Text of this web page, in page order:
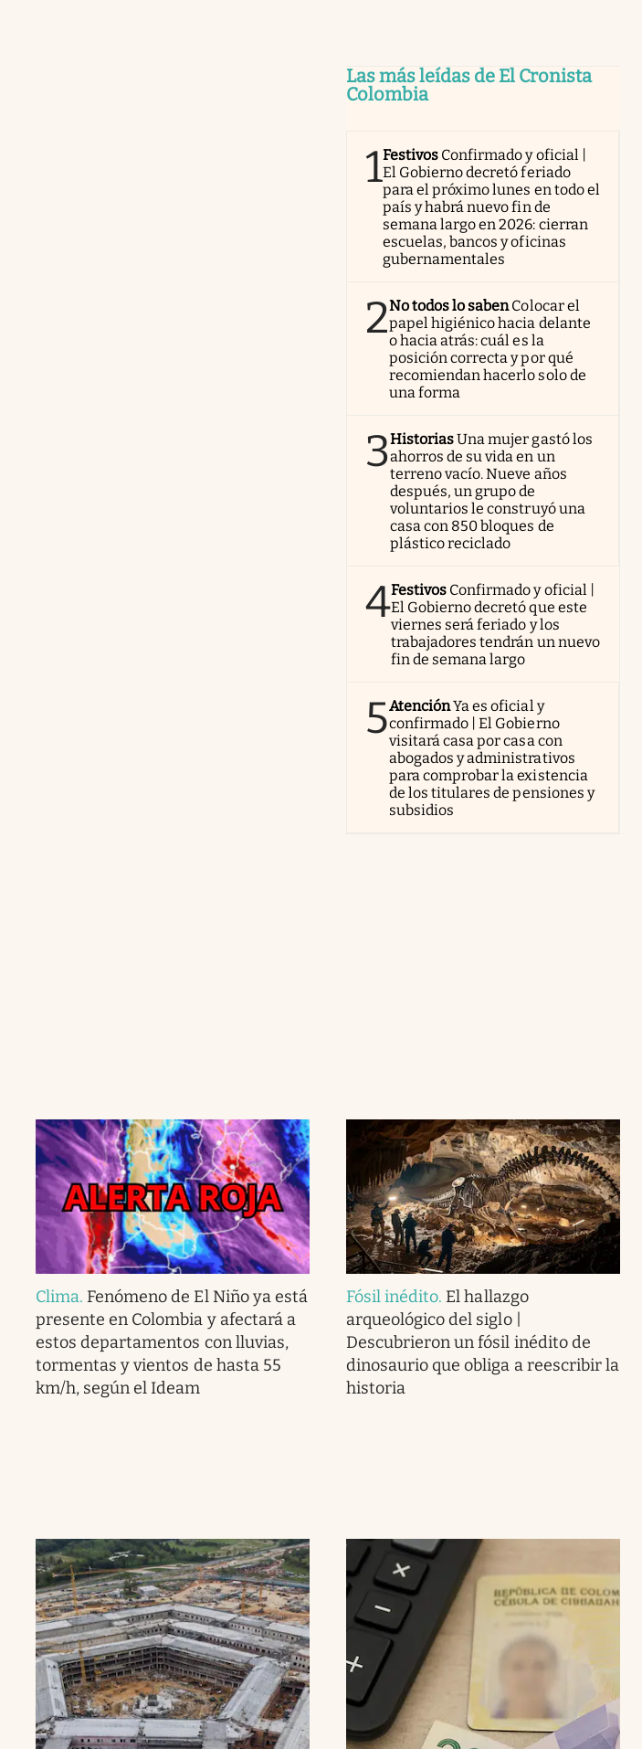
Las más leídas de El Cronista
Colombia
1Festivos Confirmado y oficial |
El Gobierno decretó feriado
para el próximo lunes en todo el
país y habrá nuevo fin de
semana largo en 2026: cierran
escuelas, bancos y oficinas
gubernamentales
2No todos lo sabenColocar el
papel higiénico hacia delante
o hacia atrás: cuál es la
posición correcta y por qué
recomiendan hacerlo solo de
una forma
3HistoriasUna mujer gastó los
ahorros de su vida en un
terreno vacío. Nueve años
después, un grupo de
voluntarios le construyó una
casa con 850 bloques de
plástico reciclado
4Festivos Confirmado y oficial |
El Gobierno decretó que este
viernes será feriado y los
trabajadores tendrán un nuevo
fin de semana largo
5AtenciónYa es oficial y
confirmado | El Gobierno
visitará casa por casa con
abogados y administrativos
para comprobar la existencia
de los titulares de pensiones y
subsidios
Clima. Fenómeno de El Niño ya está
presente en Colombia y afectará a
estos departamentos con lluvias,
tormentas y vientos de hasta 55
km/h, según el Ideam
Fósil inédito. El hallazgo
arqueológico del siglo |
Descubrieron un fósil inédito de
dinosaurio que obliga a reescribir la
historia